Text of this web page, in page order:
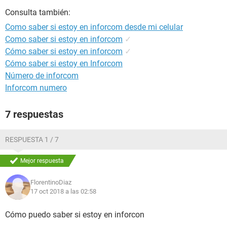
Consulta también:
Como saber si estoy en inforcom desde mi celular
Como saber si estoy en inforcom ✓
Cómo saber si estoy en inforcom ✓
Cómo saber si estoy en Inforcom
Número de inforcom
Inforcom numero
7 respuestas
RESPUESTA 1 / 7
Mejor respuesta
FlorentinoDiaz
17 oct 2018 a las 02:58
Cómo puedo saber si estoy en inforcon